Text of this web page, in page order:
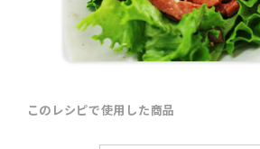
このレシピで使用した商品